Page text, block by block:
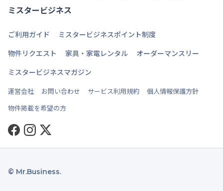
ミスタービジネス
ご利用ガイド
ミスタービジネスポイント制度
物件リクエスト
家具・家電レンタル
オーダーマンスリー
ミスタービジネスマガジン
運営会社 お問い合わせ サービス利用規約
個人情報保護方針
物件掲載を希望の方
Facebook
Instagram
Twitter
© Mr.Business.